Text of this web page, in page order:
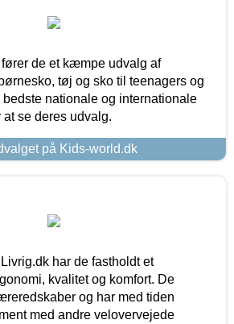
de et kæmpe udvalg af
tøj og sko til teenagers og
bedste nationale og internationale
at se deres udvalg.
på Kids-world.dk
har de fastholdt et
kvalitet og komfort. De
og har med tiden
med andre velovervejede